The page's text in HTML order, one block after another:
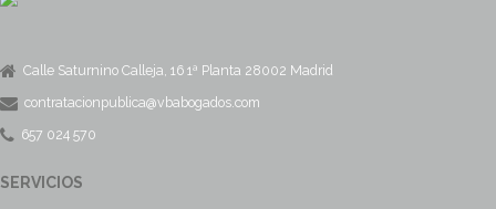
Calle Saturnino Calleja, 16 1ª Planta 28002 Madrid
contratacionpublica@vbabogados.com
657 024 570
SERVICIOS